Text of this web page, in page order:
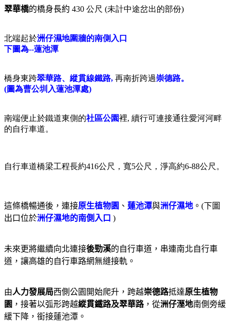
翠華橋的橋身長約 430 公尺 (未計中途岔出的部份)
北端起於洲仔濕地圍牆的南側入口
下圖為--蓮池潭
橋身東跨翠華路、縱貫線鐵路, 再南折跨過崇德路。
(圖為曹公圳入蓮池潭處)
南端便止於鐵道東側的社區公園裡, 續行可連接通往愛河河畔
的自行車道。
自行車道橋梁工程長約416公尺，寬5公尺，淨高約6-88公尺。
這條橋暢通後，連接原生植物園 、 蓮池潭與洲仔濕地 。(下圖
出口位於洲仔濕地的南側入口 )
未來更將繼續向北連接後勁溪的自行車道，串連南北自行車
道，讓高雄的自行車路網無縫接軌。
由人力發展局西側公園開始爬升，跨越崇德路抵達原生植物
園 ，接著以弧形跨越縱貫鐵路及翠華路，從洲仔溼地南側旁緩
緩下降，銜接蓮池潭。